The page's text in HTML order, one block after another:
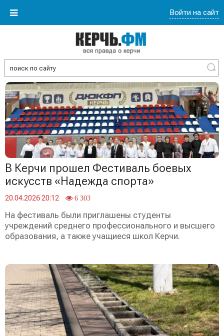
Найти
Войти на сайт
В Керчи прошел Фестиваль боевых
искусств «Надежда спорта»
20.04.2026 20:12 6 303
На фестиваль были приглашены студенты
учреждений среднего профессионального и высшего
образования, а также учащиеся школ Керчи.